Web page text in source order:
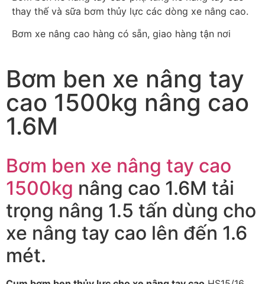
thay thế và sữa bơm thủy lực các dòng xe nâng cao.
Bơm xe nâng cao hàng có sẵn, giao hàng tận nơi
Bơm ben xe nâng tay
cao 1500kg nâng cao
1.6M
Bơm ben xe nâng tay cao
1500kg nâng cao 1.6M tải
trọng nâng 1.5 tấn dùng cho
xe nâng tay cao lên đến 1.6
mét.